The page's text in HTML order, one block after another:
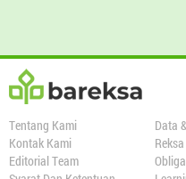
Tentang Kami
Kontak Kami
Editorial Team
Data